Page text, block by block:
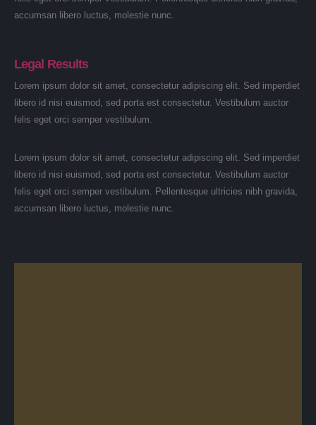
accumsan libero luctus, molestie nunc.
Legal Results
Lorem ipsum dolor sit amet, consectetur adipiscing elit. Sed imperdiet
libero id nisi euismod, sed porta est consectetur. Vestibulum auctor
felis eget orci semper vestibulum.
Lorem ipsum dolor sit amet, consectetur adipiscing elit. Sed imperdiet
libero id nisi euismod, sed porta est consectetur. Vestibulum auctor
felis eget orci semper vestibulum. Pellentesque ultricies nibh gravida,
accumsan libero luctus, molestie nunc.